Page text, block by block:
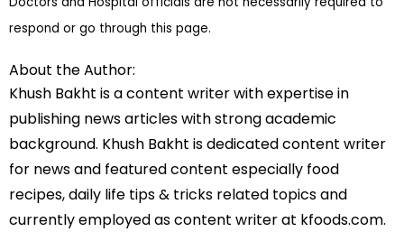
respond or go through this page.
About the Author:
Khush Bakht is a content writer with expertise in
publishing news articles with strong academic
background. Khush Bakht is dedicated content writer
for news and featured content especially food
recipes, daily life tips & tricks related topics and
currently employed as content writer at kfoods.com.